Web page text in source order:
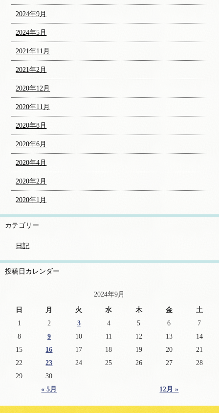
2024年9月
2024年5月
2021年11月
2021年2月
2020年12月
2020年11月
2020年8月
2020年6月
2020年4月
2020年2月
2020年1月
カテゴリー
日記
投稿日カレンダー
2024年9月
日 月 火 水 木 金 土
« 5月 12月 »
1 2 3 4 5 6
7
8
9 10 11 12 13
14
15
16 17 18 19 20
21
22
23 24 25 26 27
28
29
30